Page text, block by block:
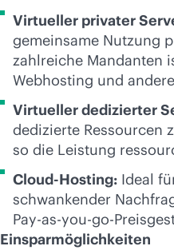
Virtueller privater
gemeinsame Nutzung
zahlreiche Mandanten
Webhosting und
Virtueller dedizierter
dedizierte Ressourcen
so die Leistung
Cloud-Hosting: Ideal
schwankender
Pay-as-you-go-
Einsparmöglichkeiten